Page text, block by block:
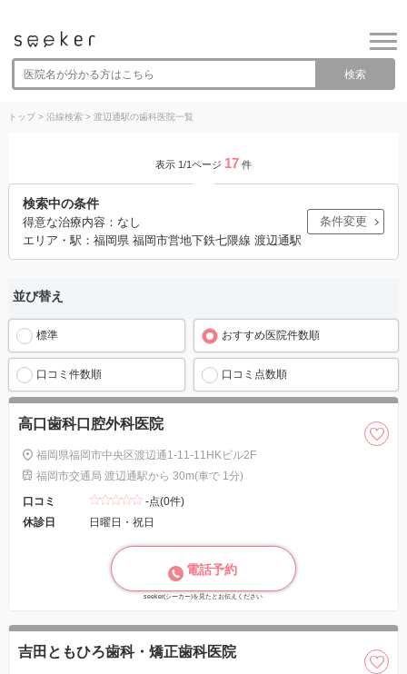
検索
トップ> 沿線検索> 渡辺通駅の歯科医院一覧
表示 1/1ページ 17 件
検索中の条件
得意な治療内容：なし
エリア・駅：福岡県 福岡市営地下鉄七隈線 渡辺通駅
条件変更
並び替え
標準 おすすめ医院件数順
口コミ件数順 口コミ点数順
高口歯科口腔外科医院
福岡県福岡市中央区渡辺通1-11-11HKビル2F
福岡市交通局 渡辺通駅から 30m(車で 1分)
口コミ
-点(0件)
休診日
日曜日・祝日
電話予約
seeker(シーカー)を見たとお伝えください
吉田ともひろ歯科・矯正歯科医院